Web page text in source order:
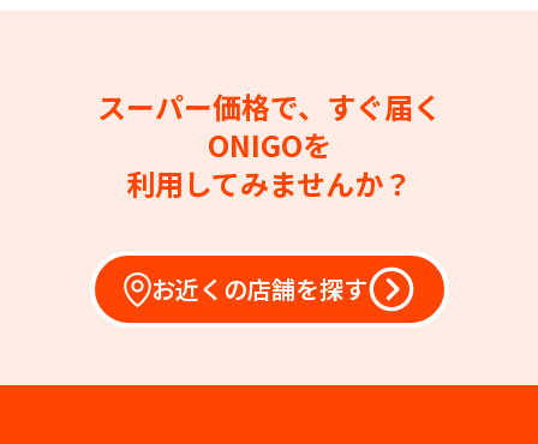
スーパー価格で、すぐ届く
ONIGOを
利用してみませんか？
お近くの店舗を探す